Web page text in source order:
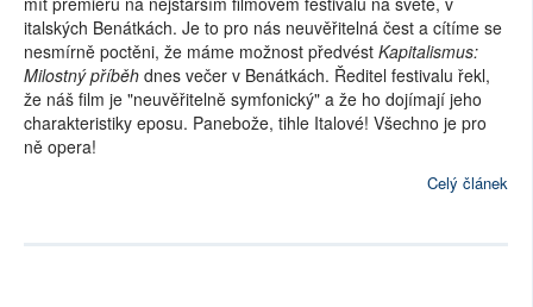
italských Benátkách. Je to pro nás neuvěřitelná čest a cítíme se
nesmírně poctěni, že máme možnost předvést Kapitalismus:
Milostný příběh dnes večer v Benátkách. Ředitel festivalu řekl,
že náš film je "neuvěřitelně symfonický" a že ho dojímají jeho
charakteristiky eposu. Panebože, tihle Italové! Všechno je pro
ně opera!
Celý článek